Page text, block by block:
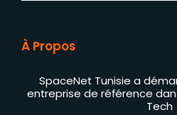
À Propos
SpaceNet Tunisie a
entreprise de référence
Tech